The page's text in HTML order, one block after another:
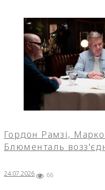
Гордон Рамзі,
Блюменталь
24.07.2026 66